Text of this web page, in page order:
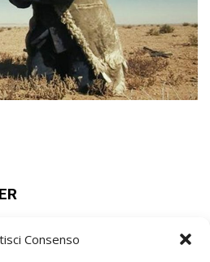
Consenso